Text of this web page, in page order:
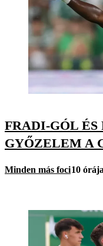
FRADI-GÓL
GYŐZELEM A
Minden más foci10 órája